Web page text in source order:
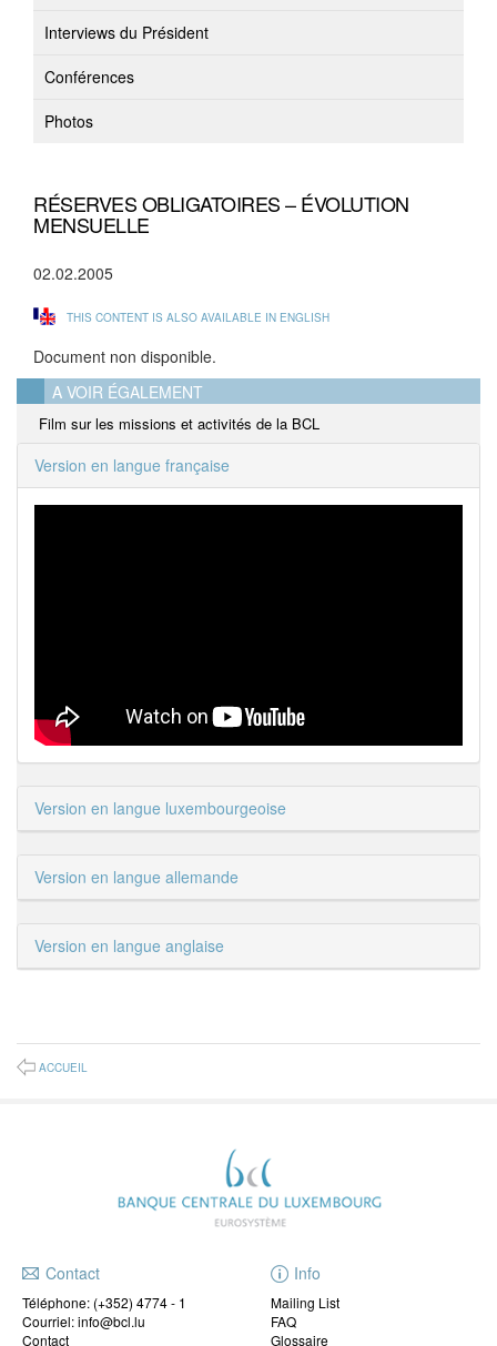
Interviews du Président
Conférences
Photos
RÉSERVES OBLIGATOIRES – ÉVOLUTION
MENSUELLE
02.02.2005
THIS CONTENT IS ALSO AVAILABLE IN ENGLISH
Document non disponible.
A VOIR ÉGALEMENT
Film sur les missions et activités de la BCL
Version en langue française
Version en langue luxembourgeoise
Version en langue allemande
Version en langue anglaise
ACCUEIL
Contact
Téléphone: (+352) 4774 - 1
Courriel: info@bcl.lu
Contact
Info
Mailing List
FAQ
Glossaire